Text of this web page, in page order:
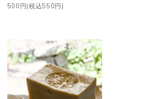
500円(税込550円)